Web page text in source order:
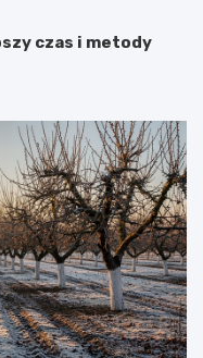
czas i metody